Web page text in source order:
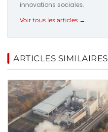
innovations sociales.
Voir tous les articles →
ARTICLES SIMILAIRES